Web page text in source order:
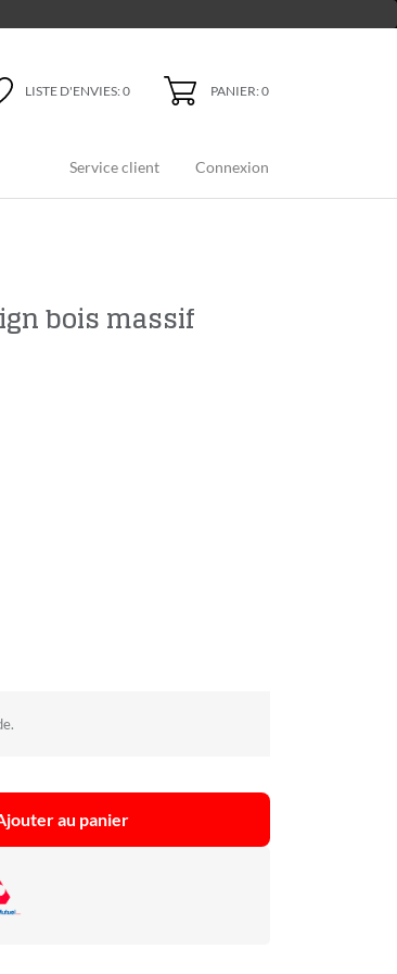
LISTE D'ENVIES:0 PANIER: 0
Service client Connexion
bois massif
au panier